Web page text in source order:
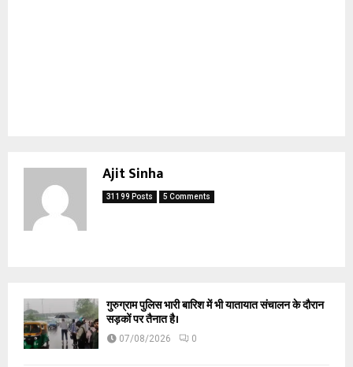
Ajit Sinha
31199 Posts 5 Comments
गुरुग्राम पुलिस भारी बारिश में भी यातायात संचालन के दौरान
सड़कों पर तैनात है।
07/08/2026 0